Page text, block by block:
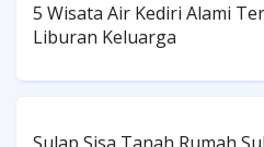
5 Wisata Air Kediri Alami
Liburan Keluarga